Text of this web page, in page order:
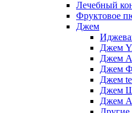
Лечебный
Фруктовое
Джем
Джем
Джем
Джем
Джем
Джем
Джем